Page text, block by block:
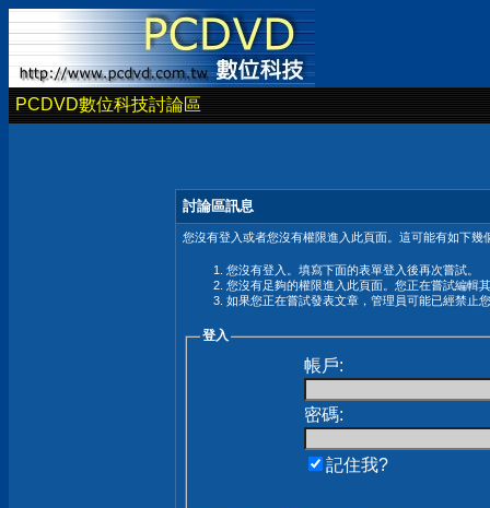
PCDVD數位科技討論區
討論區訊息
您沒有登入或者您沒有權限進入此頁面。這可能有如下幾
您沒有登入。填寫下面的表單登入後再次嘗試。
您沒有足夠的權限進入此頁面。您正在嘗試編輯
如果您正在嘗試發表文章，管理員可能已經禁止
登入
帳戶:
密碼:
記住我?